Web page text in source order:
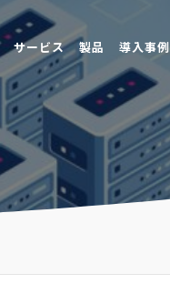
サービス 製品 導入事例